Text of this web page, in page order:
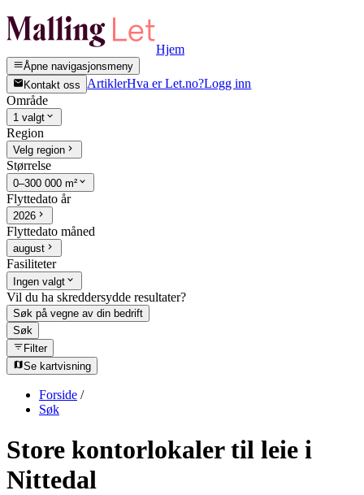
Hjem
Åpne navigasjonsmeny
Kontakt oss
ArtiklerHva er Let.no?Logg inn
Område
1 valgt
Region
Velg region
Størrelse
0–300 000 m²
Flyttedato år
2026
Flyttedato måned
august
Fasiliteter
Ingen valgt
Vil du ha skreddersydde resultater?
Søk på vegne av din bedrift
Søk
Filter
Se kartvisning
Forside /
Søk
Store kontorlokaler til leie i
Nittedal